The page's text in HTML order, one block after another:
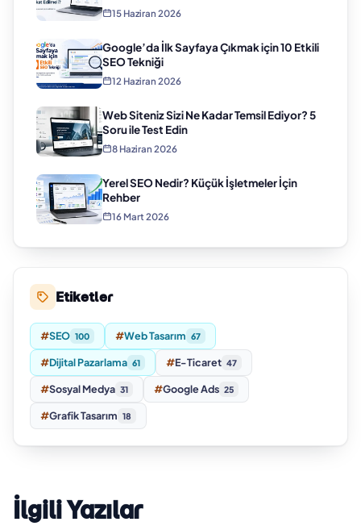
15 Haziran 2026
Google’da İlk Sayfaya Çıkmak için 10 Etkili
SEO Tekniği
12 Haziran 2026
Web Siteniz Sizi Ne Kadar Temsil Ediyor? 5
Soru ile Test Edin
8 Haziran 2026
Yerel SEO Nedir? Küçük İşletmeler İçin
Rehber
16 Mart 2026
Etiketler
#SEO 100 #Web Tasarım 67
#Dijital Pazarlama 61 #E-Ticaret 47
#Sosyal Medya 31 #Google Ads 25
#Grafik Tasarım 18
İlgili Yazılar